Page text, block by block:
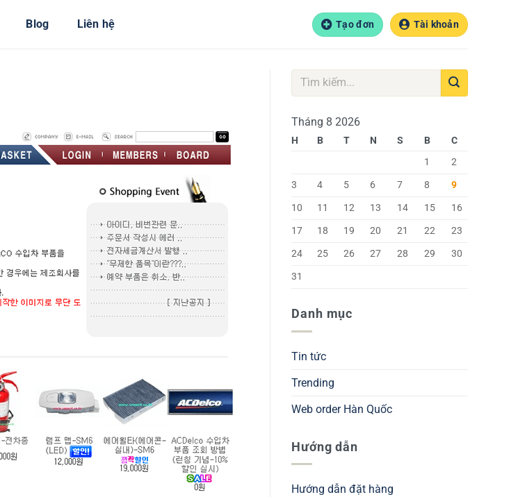
Blog Liên hệ Tạo đơn Tài khoản
Tháng 8 2026
H B T N S B
C
1
2
3
4 5 6 7 8
9
10
11 12 13 14 15
16
17
18 19 20 21 22
23
24
25 26 27 28 29
30
31
Danh mục
Tin tức
Trending
Web order Hàn Quốc
Hướng dẫn
Hướng dẫn đặt hàng